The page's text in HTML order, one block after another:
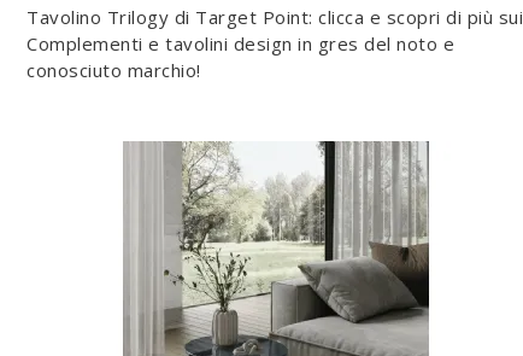
Tavolino Trilogy di Target Point: clicca e scopri di più sui
Complementi e tavolini design in gres del noto e
conosciuto marchio!